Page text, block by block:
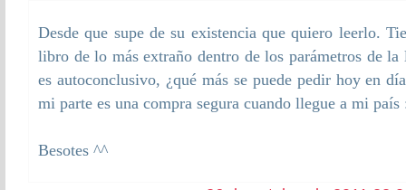
Desde que supe de su existencia que quiero leerlo.
libro de lo más extraño dentro de los parámetros de
es autoconclusivo, ¿qué más se puede pedir hoy en
mi parte es una compra segura cuando llegue a mi país
Besotes ^^